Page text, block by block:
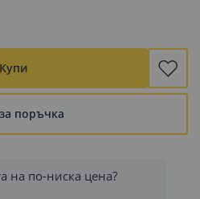
Купи
поръчка
на по-ниска цена?